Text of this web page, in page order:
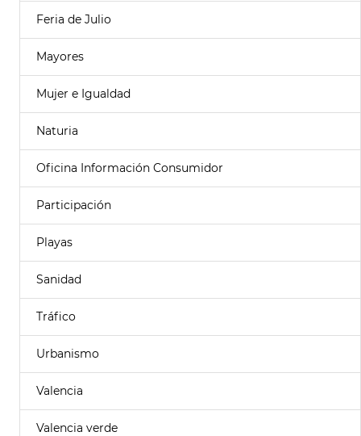
Feria de Julio
Mayores
Mujer e Igualdad
Naturia
Oficina Información Consumidor
Participación
Playas
Sanidad
Tráfico
Urbanismo
Valencia
Valencia verde